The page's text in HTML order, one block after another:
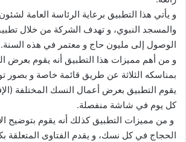
و يأتي هذا التطبيق برعاية الرئاسة العامة
الوصول إلى مليون حاج و معتمر في هذه السنة.
و من أهم مميزات هذا التطبيق أنه يقوم بعرض
بمناسكه الثلاثة عن طريق قائمة خاصة و
يقوم التطبيق بعرض أعمال النسك المختلفة
كل يوم في شاشة منفصلة.
و من مميزات التطبيق كذلك أنه يقوم بتوضيح
الحجاج في كل نسك، و يقدم الفتاوى المتعلقة